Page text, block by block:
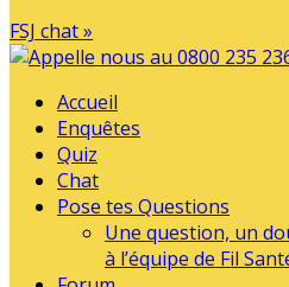
FSJ chat »
Accueil
Enquêtes
Quiz
Chat
Pose tes Questions
Une question, un
à l’équipe de Fil